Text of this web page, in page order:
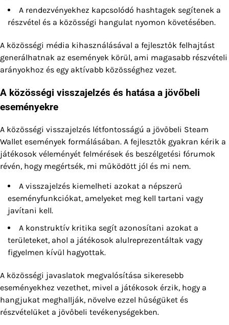
A rendezvényekhez kapcsolódó hashtagek segítenek a
részvétel és a közösségi hangulat nyomon követésében.
A közösségi média kihasználásával a fejlesztők felhajtást
generálhatnak az események körül, ami magasabb részvételi
arányokhoz és egy aktívabb közösséghez vezet.
A közösségi visszajelzés és hatása a jövőbeli
eseményekre
A közösségi visszajelzés létfontosságú a jövőbeli Steam
Wallet események formálásában. A fejlesztők gyakran kérik a
játékosok véleményét felmérések és beszélgetési fórumok
révén, hogy megértsék, mi működött jól és mi nem.
A visszajelzés kiemelheti azokat a népszerű
eseményfunkciókat, amelyeket meg kell tartani vagy
javítani kell.
A konstruktív kritika segít azonosítani azokat a
területeket, ahol a játékosok alulreprezentáltak vagy
figyelmen kívül hagyottak.
A közösségi javaslatok megvalósítása sikeresebb
eseményekhez vezethet, mivel a játékosok érzik, hogy a
hangjukat meghallják, növelve ezzel hűségüket és
részvételüket a jövőbeli tevékenységekben.